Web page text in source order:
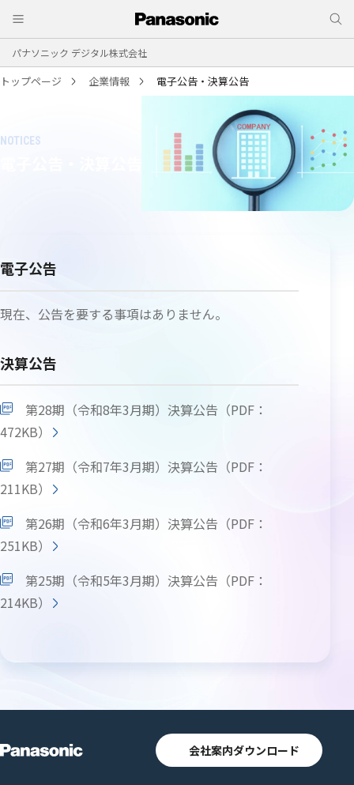
パナソニック デジタル株式会社
トップページ 企業情報 電子公告・決算公告
電子公告
現在、公告を要する事項はありません。
決算公告
第28期（令和8年3月期）決算公告（PDF：
472KB）
第27期（令和7年3月期）決算公告（PDF：
211KB）
第26期（令和6年3月期）決算公告（PDF：
251KB）
第25期（令和5年3月期）決算公告（PDF：
214KB）
会社案内ダウンロード